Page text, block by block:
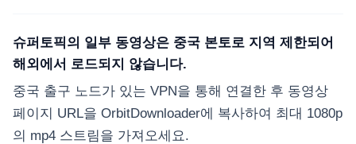
슈퍼토픽의 일부 동영상은 중국 본토로 지역 제한되어
해외에서 로드되지 않습니다.
중국 출구 노드가 있는 VPN을 통해 연결한 후 동영상
페이지 URL을 OrbitDownloader에 복사하여 최대 1080p
의 mp4 스트림을 가져오세요.